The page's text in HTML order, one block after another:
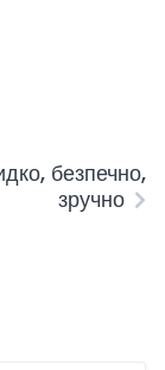
безпечно,
зручно